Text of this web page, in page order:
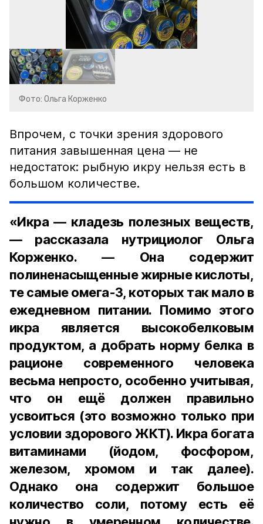
Фото: Ольга Корженко
Впрочем, с точки зрения здорового
питания завышенная цена — не
недостаток: рыбную икру нельзя есть в
большом количестве.
«Икра — кладезь полезных веществ,
— рассказала нутрициолог Ольга
Корженко. — Она содержит
полиненасыщенные жирные кислоты,
те самые омега-3, которых так мало в
ежедневном питании. Помимо этого
икра является высокобелковым
продуктом, а добрать норму белка в
рационе современного человека
весьма непросто, особенно учитывая,
что он ещё должен правильно
усвоиться (это возможно только при
условии здорового ЖКТ). Икра богата
витаминами (йодом, фосфором,
железом, хромом и так далее).
Однако она содержит большое
количество соли, потому есть её